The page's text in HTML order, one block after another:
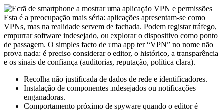
Esta é a preocupação mais séria: aplicações apresentam-se como
VPNs, mas na realidade servem de fachada. Podem registar tráfego,
empurrar software indesejado, ou explorar o dispositivo como ponto
de passagem. O simples facto de uma app ter “VPN” no nome não
prova nada: é preciso considerar o editor, o histórico, a transparência
e os sinais de confiança (auditorias, reputação, política clara).
Instalação de componentes indesejados ou notificações
enganadoras.
Comportamento próximo de spyware quando o editor é
opaco.